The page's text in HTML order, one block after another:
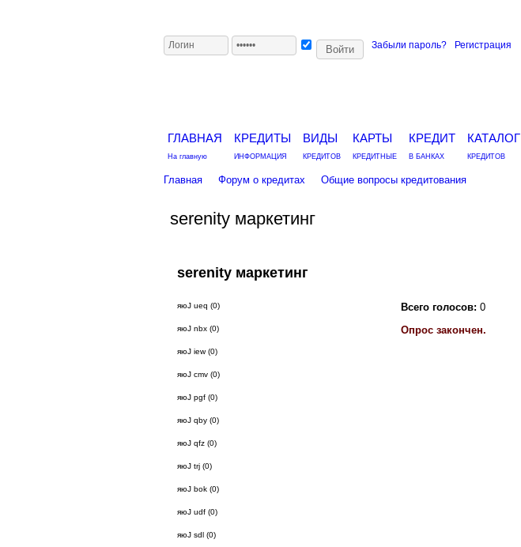
Забыли пароль? Регистрация
ГЛАВНАЯ
На главную
КРЕДИТЫ
ИНФОРМАЦИЯ
ВИДЫ
КРЕДИТОВ
КАРТЫ
КРЕДИТНЫЕ
КРЕДИТ
В БАНКАХ
КАТАЛОГ
КРЕДИТОВ
Главная Форум о кредитах Общие вопросы кредитования
serenity маркетинг
serenity маркетинг
яюJ ueq (0)
яюJ nbx (0)
яюJ iew (0)
яюJ cmv (0)
яюJ pgf (0)
яюJ qby (0)
яюJ qfz (0)
яюJ trj (0)
яюJ bok (0)
яюJ udf (0)
яюJ sdl (0)
Всего голосов: 0
Опрос закончен.